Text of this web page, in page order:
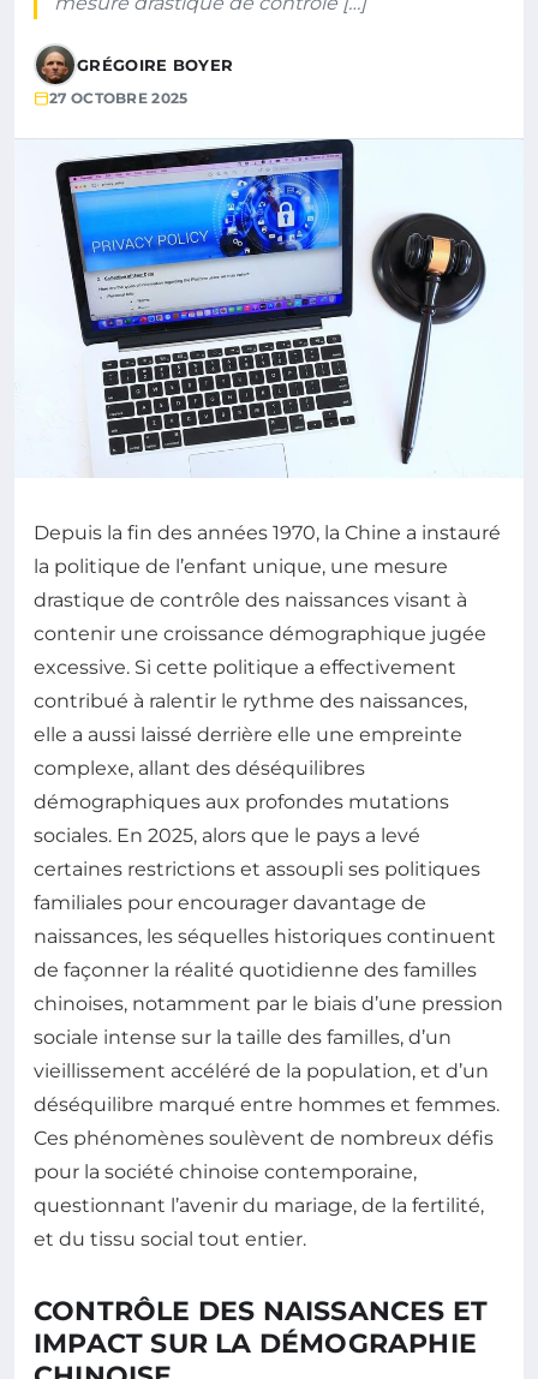
GRÉGOIRE BOYER
27 OCTOBRE 2025
Depuis la fin des années 1970, la Chine a instauré
la politique de l’enfant unique, une mesure
drastique de contrôle des naissances visant à
contenir une croissance démographique jugée
excessive. Si cette politique a effectivement
contribué à ralentir le rythme des naissances,
elle a aussi laissé derrière elle une empreinte
complexe, allant des déséquilibres
démographiques aux profondes mutations
sociales. En 2025, alors que le pays a levé
certaines restrictions et assoupli ses politiques
familiales pour encourager davantage de
naissances, les séquelles historiques continuent
de façonner la réalité quotidienne des familles
chinoises, notamment par le biais d’une pression
sociale intense sur la taille des familles, d’un
vieillissement accéléré de la population, et d’un
déséquilibre marqué entre hommes et femmes.
Ces phénomènes soulèvent de nombreux défis
pour la société chinoise contemporaine,
questionnant l’avenir du mariage, de la fertilité,
et du tissu social tout entier.
CONTRÔLE DES NAISSANCES ET
IMPACT SUR LA DÉMOGRAPHIE